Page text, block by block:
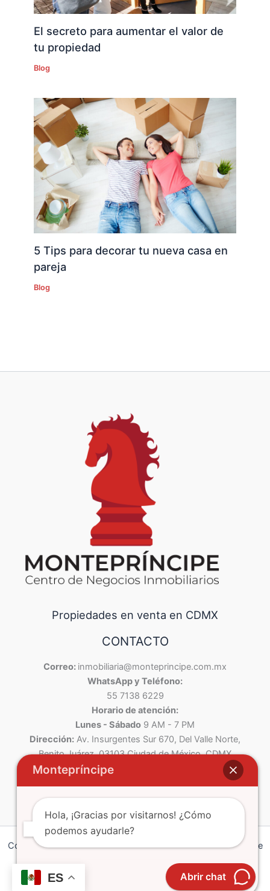
El secreto para aumentar el valor de
tu propiedad
Blog
5 Tips para decorar tu nueva casa en
pareja
Blog
Propiedades en venta en CDMX
CONTACTO
Correo: inmobiliaria@monteprincipe.com.mx
WhatsApp y Teléfono:
55 7138 6229
Horario de atención:
Lunes - Sábado 9 AM - 7 PM
Dirección: Av. Insurgentes Sur 670, Del Valle Norte,
Benito Juárez, 03103 Ciudad de México, CDMX
Copyright © 2026 Montepríncipe | Powered by Montepríncipe
Política de Privacidad
ES
Montepríncipe
Hola, ¡Gracias por visitarnos! ¿Cómo
podemos ayudarle?
Abrir chat